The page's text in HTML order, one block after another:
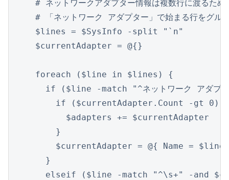
# ネットワークアダプター情報は複数行に渡るため
# 「ネットワーク アダプター」で始まる行をグル
  $lines = $SysInfo -split "`n"
  $currentAdapter = @{}
  foreach ($line in $lines) {
if ($line -match "^ネットワーク アダプ
      if ($currentAdapter.Count -gt 0) {
        $adapters += $currentAdapter
      }
$currentAdapter = @{ Name = $line
    }
elseif ($line -match "^\s+" -and